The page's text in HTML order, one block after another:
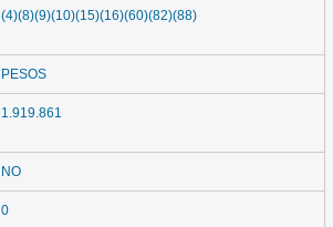
(4)(8)(9)(10)(15)(16)(60)(82)(88)
PESOS
1.919.861
NO
0